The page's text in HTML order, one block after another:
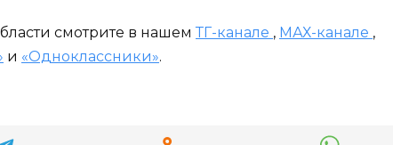
смотрите в нашем ТГ-канале , МАХ-канале ,
и «Одноклассники».